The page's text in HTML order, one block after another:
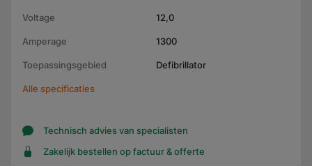
Voltage 12,0
Amperage 1300
Toepassingsgebied Defibrillator
Alle specificaties
Technisch advies van specialisten
Zakelijk bestellen op factuur & offerte